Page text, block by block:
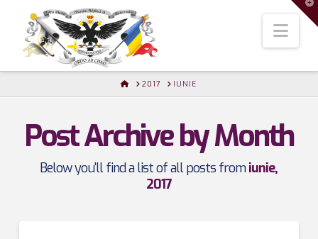
HOME2017 IUNIE
Post Archive by Month
Below you'll find a list of all posts fromiunie,
2017